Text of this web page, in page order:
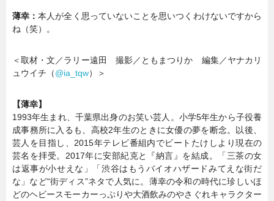
薄幸：本人が全く思っていないことを思いつくわけないですから
ね（笑）。
＜取材・文／ラリー遠田 撮影／ともまつりか 編集／ヤナカリ
ュウイチ（@ia_tqw）＞
【薄幸】
1993年生まれ、千葉県出身のお笑い芸人。小学5年生から子役養
成事務所に入るも、高校2年生のときに女優の夢を断念。以後、
芸人を目指し、2015年テレビ番組内でビートたけしより現在の
芸名を拝受。2017年に安部紀克と『納言』を結成。「三茶の女
は返事が小せえな」「渋谷はもうバイオハザードみてえな街だ
な」など“街ディス”ネタで人気に。薄幸の令和の時代に珍しいほ
どのヘビースモーカーっぷりや大酒飲みのやさぐれキャラクター